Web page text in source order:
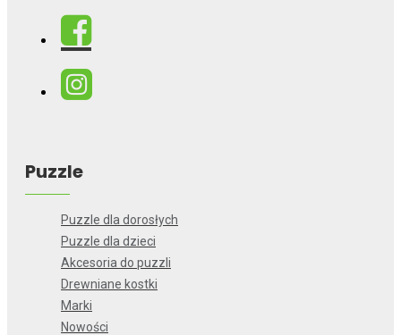
Puzzle
Puzzle dla dorosłych
Puzzle dla dzieci
Akcesoria do puzzli
Drewniane kostki
Marki
Nowości